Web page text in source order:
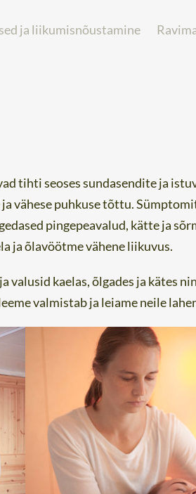
ja liikumisnõustamine
tihti seoses sundasendite ja
vähese puhkuse tõttu.
pingepeavalud, kätte ja
ja õlavöötme vähene liikuvus.
valusid kaelas, õlgades ja kätes
valmistab ja leiame neile